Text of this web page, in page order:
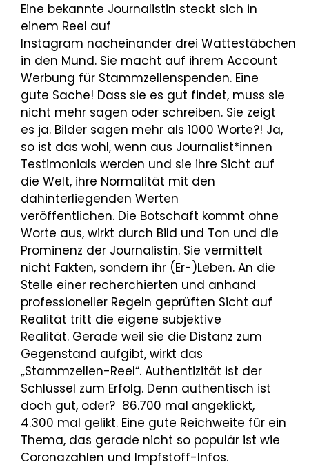
Eine bekannte Journalistin steckt sich in
einem Reel auf
Instagram nacheinander drei Wattestäbchen
in den Mund. Sie macht auf ihrem Account
Werbung für Stammzellenspenden. Eine
gute Sache! Dass sie es gut findet, muss sie
nicht mehr sagen oder schreiben. Sie zeigt
es ja. Bilder sagen mehr als 1000 Worte?! Ja,
so ist das wohl, wenn aus Journalist*innen
Testimonials werden und sie ihre Sicht auf
die Welt, ihre Normalität mit den
dahinterliegenden Werten
veröffentlichen. Die Botschaft kommt ohne
Worte aus, wirkt durch Bild und Ton und die
Prominenz der Journalistin. Sie vermittelt
nicht Fakten, sondern ihr (Er-)Leben. An die
Stelle einer recherchierten und anhand
professioneller Regeln geprüften Sicht auf
Realität tritt die eigene subjektive
Realität. Gerade weil sie die Distanz zum
Gegenstand aufgibt, wirkt das
„Stammzellen-Reel“. Authentizität ist der
Schlüssel zum Erfolg. Denn authentisch ist
doch gut, oder? 86.700 mal angeklickt,
4.300 mal gelikt. Eine gute Reichweite für ein
Thema, das gerade nicht so populär ist wie
Coronazahlen und Impfstoff-Infos.